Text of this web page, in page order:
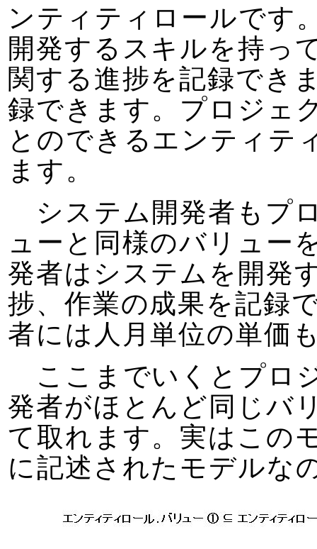
ンティティロールです
開発するスキルを持っ
関する進捗を記録でき
録できます。プロジェ
とのできるエンティテ
ます。
システム開発者もプ
ューと同様のバリュー
発者はシステムを開発
捗、作業の成果を記録
者には人月単位の単価
ここまでいくとプロ
発者がほとんど同じバ
て取れます。実はこの
に記述されたモデルな